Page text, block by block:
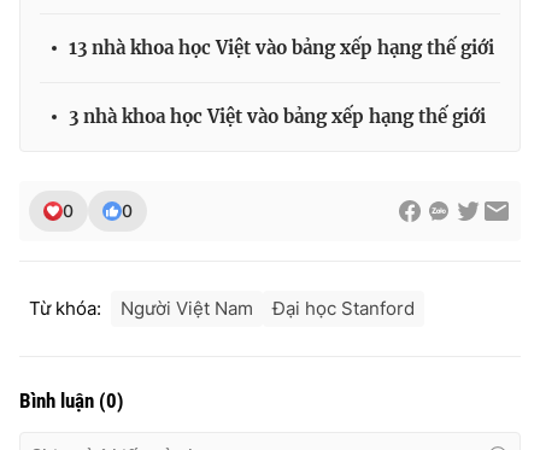
THỜI BÁO VTV
Cơ quan chủ quản: Đài Truyền hình Việt Nam
cấp ngày 29/12/2023
13 nhà khoa học Việt vào bảng xếp hạng thế giới
3 nhà khoa học Việt vào bảng xếp hạng thế giới
0 0
Từ khóa: Người Việt Nam Đại học Stanford
Bình luận (0)